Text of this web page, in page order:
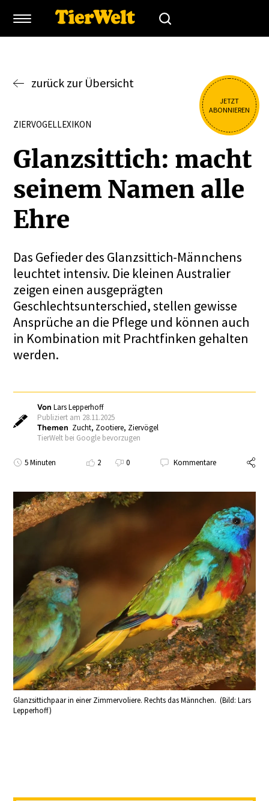
JETZT
ABONNIEREN
zurück zur Übersicht
ZIERVOGELLEXIKON
Glanz­sittich: macht
seinem Namen alle
Ehre
Das Gefieder des Glanzsittich-Männchens
leuchtet intensiv. Die kleinen Australier
zeigen einen ausgeprägten
Geschlechtsunterschied, stellen gewisse
Ansprüche an die Pflege und können auch
in Kombination mit Prachtfinken gehalten
werden.
VonLars Lepperhoff
Publiziert am 28.11.2025
Themen Zucht, Zootiere, Ziervögel
TierWelt bei Google bevorzugen
5 Minuten 2 0 Kommentare
Glanzsittichpaar in einer Zimmervoliere. Rechts das Männchen. (Bild: Lars
Lepperhoff)